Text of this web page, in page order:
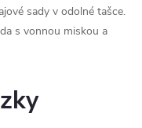
sady v odolné tašce.
s vonnou miskou a